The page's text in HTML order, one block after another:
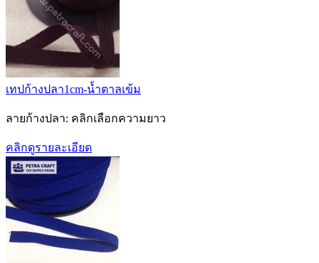
เทปก้างปลา1cm-น้ำตาลเข้ม
ลายก้างปลา: คลิกเลือกความยาว
คลิกดูรายละเอียด